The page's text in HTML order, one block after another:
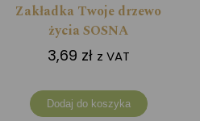
Zakładka Twoje drzewo
życia SOSNA
3,69 zł z VAT
Dodaj do koszyka